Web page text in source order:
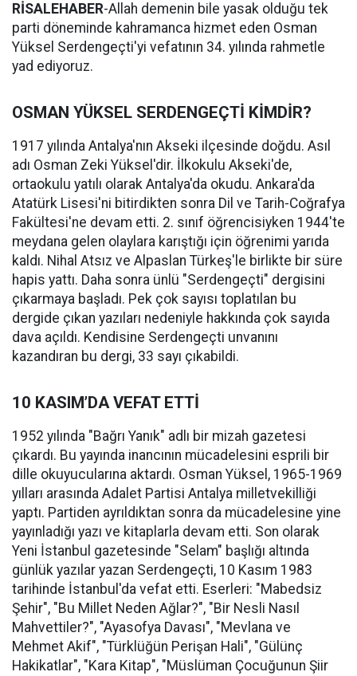
RİSALEHABER-Allah demenin bile yasak olduğu tek
parti döneminde kahramanca hizmet eden Osman
Yüksel Serdengeçti'yi vefatının 34. yılında rahmetle
yad ediyoruz.
OSMAN YÜKSEL SERDENGEÇTİ KİMDİR?
1917 yılında Antalya'nın Akseki ilçesinde doğdu. Asıl
adı Osman Zeki Yüksel'dir. İlkokulu Akseki'de,
ortaokulu yatılı olarak Antalya'da okudu. Ankara'da
Atatürk Lisesi'ni bitirdikten sonra Dil ve Tarih-Coğrafya
Fakültesi'ne devam etti. 2. sınıf öğrencisiyken 1944'te
meydana gelen olaylara karıştığı için öğrenimi yarıda
kaldı. Nihal Atsız ve Alpaslan Türkeş'le birlikte bir süre
hapis yattı. Daha sonra ünlü "Serdengeçti" dergisini
çıkarmaya başladı. Pek çok sayısı toplatılan bu
dergide çıkan yazıları nedeniyle hakkında çok sayıda
dava açıldı. Kendisine Serdengeçti unvanını
kazandıran bu dergi, 33 sayı çıkabildi.
10 KASIM’DA VEFAT ETTİ
1952 yılında "Bağrı Yanık" adlı bir mizah gazetesi
çıkardı. Bu yayında inancının mücadelesini esprili bir
dille okuyucularına aktardı. Osman Yüksel, 1965-1969
yılları arasında Adalet Partisi Antalya milletvekilliği
yaptı. Partiden ayrıldıktan sonra da mücadelesine yine
yayınladığı yazı ve kitaplarla devam etti. Son olarak
Yeni İstanbul gazetesinde "Selam" başlığı altında
günlük yazılar yazan Serdengeçti, 10 Kasım 1983
tarihinde İstanbul'da vefat etti. Eserleri: "Mabedsiz
Şehir", "Bu Millet Neden Ağlar?", "Bir Nesli Nasıl
Mahvettiler?", "Ayasofya Davası", "Mevlana ve
Mehmet Akif", "Türklüğün Perişan Hali", "Gülünç
Hakikatlar", "Kara Kitap", "Müslüman Çocuğunun Şiir